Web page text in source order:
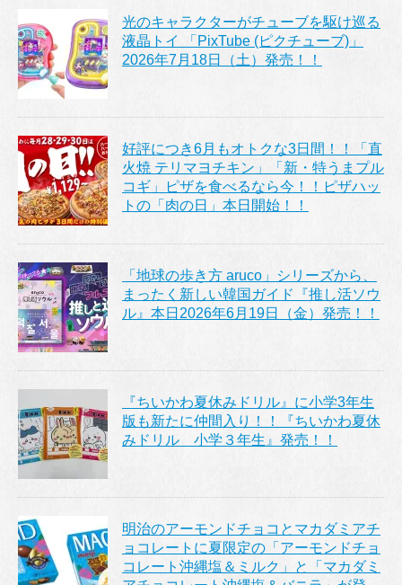
光のキャラクターがチューブを駆け巡る
液晶トイ 「PixTube (ピクチューブ)」
2026年7月18日（土）発売！！
好評につき6月もオトクな3日間！！「直
火焼 テリマヨチキン」「新・特うまプル
コギ」ピザを食べるなら今！！ピザハッ
トの「肉の日」本日開始！！
「地球の歩き方 aruco」シリーズから、
まったく新しい韓国ガイド『推し活ソウ
ル』本日2026年6月19日（金）発売！！
『ちいかわ夏休みドリル』に小学3年生
版も新たに仲間入り！！『ちいかわ夏休
みドリル 小学３年生』発売！！
明治のアーモンドチョコとマカダミアチ
ョコレートに夏限定の「アーモンドチョ
コレート沖縄塩＆ミルク」と「マカダミ